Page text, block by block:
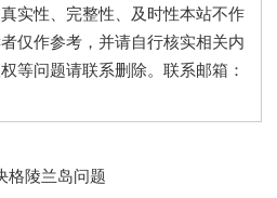
实性、完整性、及时性本站不作
仅作参考，并请自行核实相关内
等问题请联系删除。联系邮箱：
格陵兰岛问题